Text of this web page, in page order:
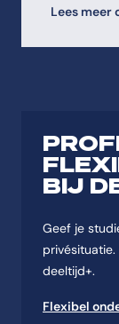
Lees meer
BIJ
Geef je
deeltijd+.
Flexibel